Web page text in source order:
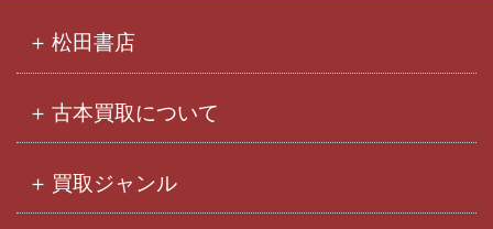
松田書店
古本買取について
買取ジャンル